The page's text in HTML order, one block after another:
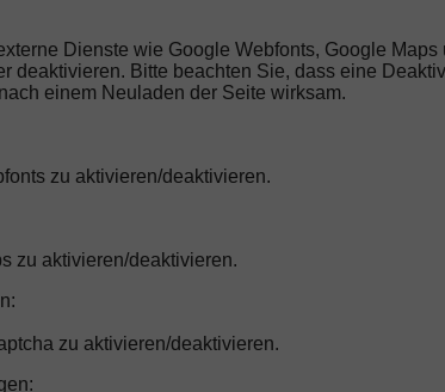
Dienste wie Google Webfonts, Google
deaktivieren. Bitte beachten Sie, dass eine
einem Neuladen der Seite wirksam.
zu aktivieren/deaktivieren.
zu aktivieren/deaktivieren.
zu aktivieren/deaktivieren.